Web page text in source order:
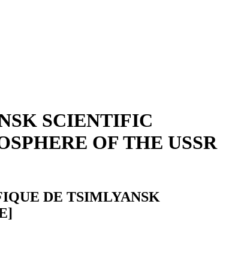
SCIENTIFIC
OF THE USSR
DE TSIMLYANSK